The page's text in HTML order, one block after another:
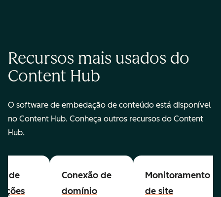
Recursos mais usados do
Content Hub
O software de embedação de conteúdo está disponível
no Content Hub. Conheça outros recursos do Content
Hub.
de
Conexão de
domínio
Monitoramento
de site